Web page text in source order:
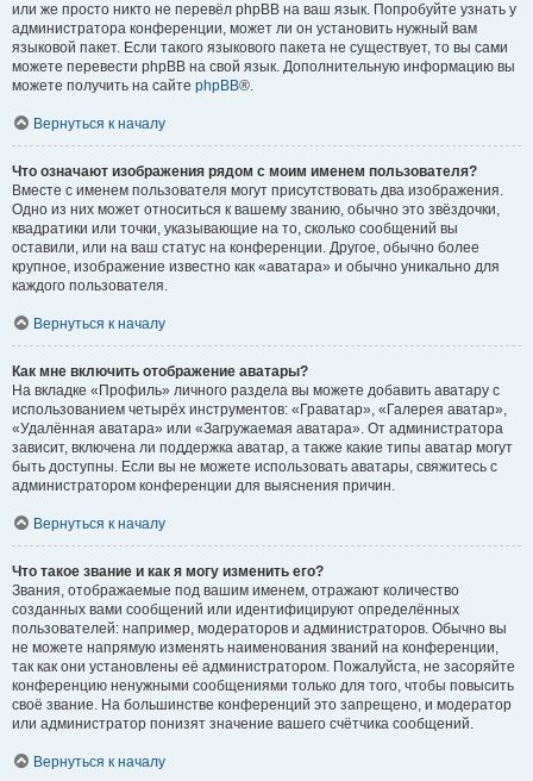
или же просто никто не перевёл phpBB на ваш язык. Попробуйте узнать у
администратора конференции, может ли он установить нужный вам
языковой пакет. Если такого языкового пакета не существует, то вы сами
можете перевести phpBB на свой язык. Дополнительную информацию вы
можете получить на сайте phpBB®.
Вернуться к началу
Что означают изображения рядом с моим именем пользователя?
Вместе с именем пользователя могут присутствовать два изображения.
Одно из них может относиться к вашему званию, обычно это звёздочки,
квадратики или точки, указывающие на то, сколько сообщений вы
оставили, или на ваш статус на конференции. Другое, обычно более
крупное, изображение известно как «аватара» и обычно уникально для
каждого пользователя.
Вернуться к началу
Как мне включить отображение аватары?
На вкладке «Профиль» личного раздела вы можете добавить аватару с
использованием четырёх инструментов: «Граватар», «Галерея аватар»,
«Удалённая аватара» или «Загружаемая аватара». От администратора
зависит, включена ли поддержка аватар, а также какие типы аватар могут
быть доступны. Если вы не можете использовать аватары, свяжитесь с
администратором конференции для выяснения причин.
Вернуться к началу
Что такое звание и как я могу изменить его?
Звания, отображаемые под вашим именем, отражают количество
созданных вами сообщений или идентифицируют определённых
пользователей: например, модераторов и администраторов. Обычно вы
не можете напрямую изменять наименования званий на конференции,
так как они установлены её администратором. Пожалуйста, не засоряйте
конференцию ненужными сообщениями только для того, чтобы повысить
своё звание. На большинстве конференций это запрещено, и модератор
или администратор понизят значение вашего счётчика сообщений.
Вернуться к началу